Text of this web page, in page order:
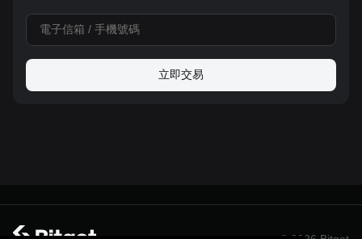
立即交易